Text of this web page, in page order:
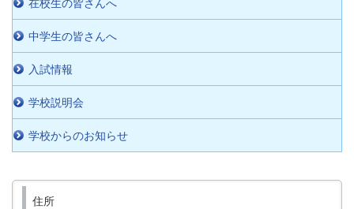
在校生の皆さんへ
中学生の皆さんへ
入試情報
学校説明会
学校からのお知らせ
住所